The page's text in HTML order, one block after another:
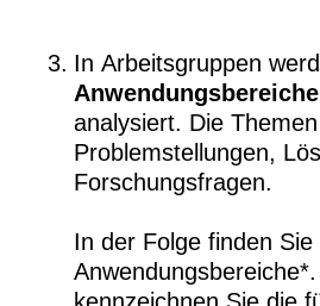
3. In Arbeitsgruppen
Anwendungsbereiche
analysiert. Die
Problemstellungen,
Forschungsfragen.
In der Folge finden
(Erforderlich.)